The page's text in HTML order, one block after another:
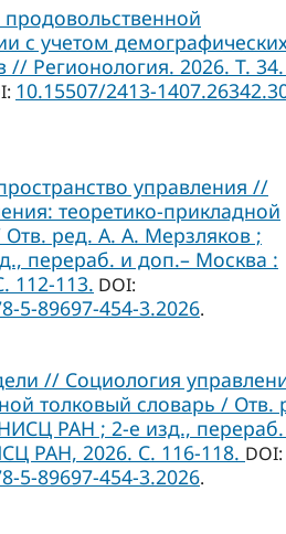
с учетом
// Регионология. 2026. Т.
10.15507/2413-
управления //
теоретико-прикладной
ред. А. А. Мерзляков ;
перераб. и доп.– Москва :
112-113. DOI:
5-89697-454-3.2026.
// Социология
толковый словарь / Отв.
РАН ; 2-е изд.,
РАН, 2026. С. 116-118. DOI:
5-89697-454-3.2026.